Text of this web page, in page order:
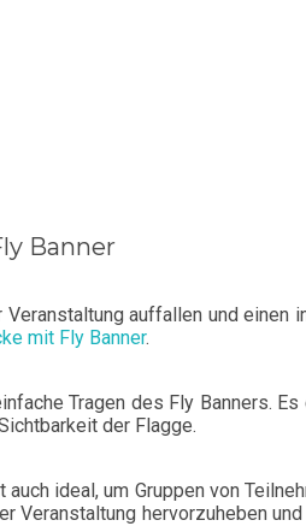
Banner
Veranstaltung auffallen und einen
mit Fly Banner.
Tragen des Fly Banners.
der Flagge.
ideal, um Gruppen von
Veranstaltung hervorzuheben